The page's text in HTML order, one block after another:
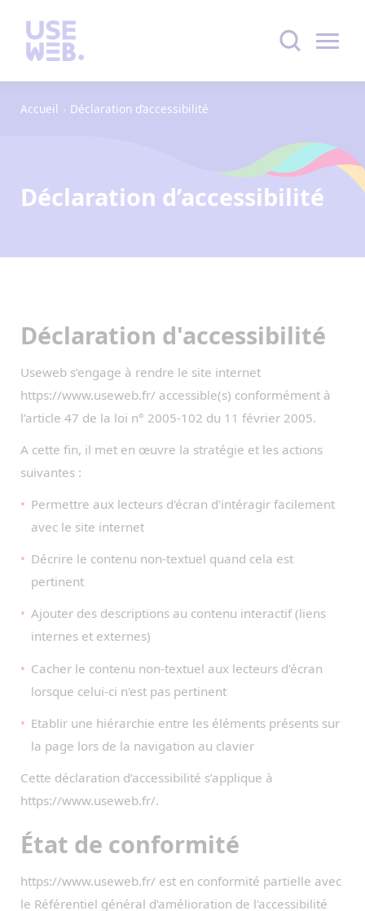
Accueil Déclaration d’accessibilité
Déclaration d’accessibilité
Déclaration d'accessibilité
Useweb s’engage à rendre le site internet
https://www.useweb.fr/ accessible(s) conformément à
l’article 47 de la loi n° 2005-102 du 11 février 2005.
A cette fin, il met en œuvre la stratégie et les actions
suivantes :
Permettre aux lecteurs d'écran d'intéragir facilement
avec le site internet
Décrire le contenu non-textuel quand cela est
pertinent
Ajouter des descriptions au contenu interactif (liens
internes et externes)
Cacher le contenu non-textuel aux lecteurs d'écran
lorsque celui-ci n'est pas pertinent
Etablir une hiérarchie entre les éléments présents sur
la page lors de la navigation au clavier
Cette déclaration d’accessibilité s’applique à
https://www.useweb.fr/.
État de conformité
https://www.useweb.fr/ est en conformité partielle avec
le Référentiel général d'amélioration de l'accessibilité